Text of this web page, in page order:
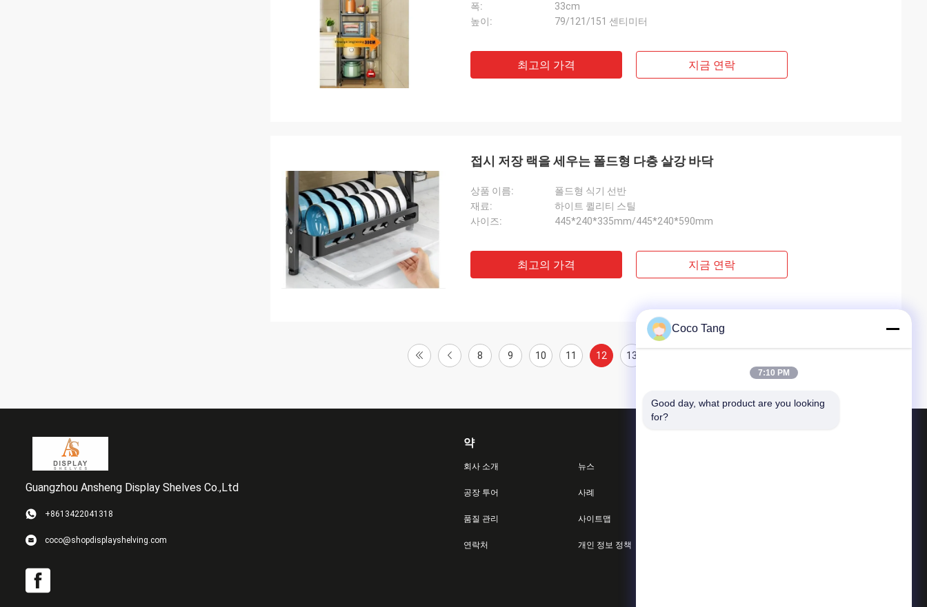
폭:
33cm
높이:
79/121/151 센티미터
최고의 가격 지금 연락
접시 저장 랙을 세우는 폴드형 다층 살강 바닥
상품 이름:
폴드형 식기 선반
재료:
하이트 퀼리티 스틸
사이즈:
445*240*335mm/445*240*590mm
최고의 가격 지금 연락
8 9 10 11 12 13
Guangzhou Ansheng Display Shelves Co.,Ltd
+8613422041318
coco@shopdisplayshelving.com
약
회사 소개
공장 투어
품질 관리
연락처
뉴스
사례
사이트맵
개인 정보 정책
Coco Tang
7:10 PM
Good day, what product are you looking
for?